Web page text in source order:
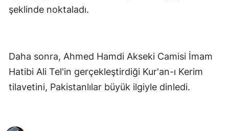
şeklinde noktaladı.
Daha sonra, Ahmed Hamdi Akseki Camisi İmam
Hatibi Ali Tel'in gerçekleştirdiği Kur'an-ı Kerim
tilavetini, Pakistanlılar büyük ilgiyle dinledi.